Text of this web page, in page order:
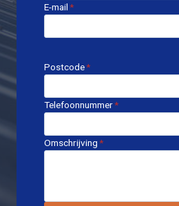
E-mail*
Postcode*
Telefoonnummer*
Omschrijving*